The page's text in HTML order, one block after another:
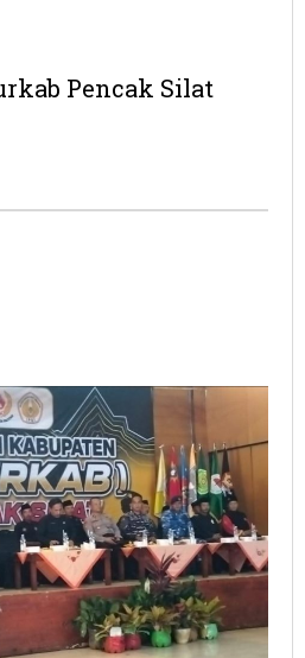
Pencak Silat